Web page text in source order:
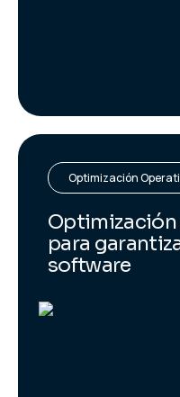
Optimización
Optimización
para
software